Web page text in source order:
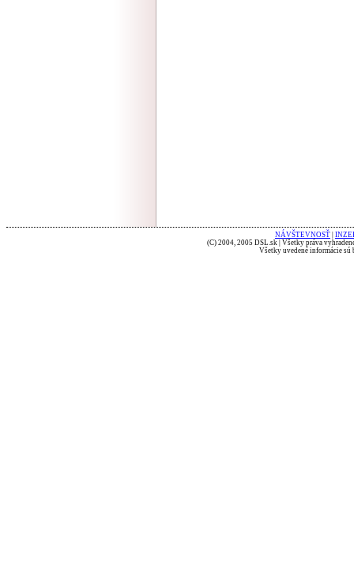
NÁVŠTEVNOSŤ
(C) 2004, 2005 DSL.sk | Všetky práva
Všetky uvedené informácie sú